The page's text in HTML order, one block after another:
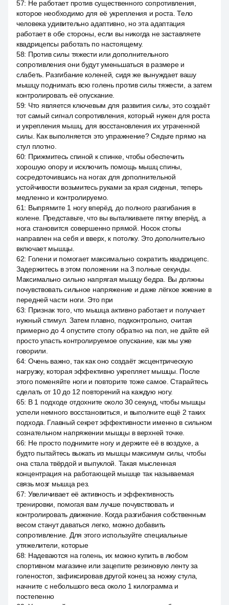
57: Не работает против существенного сопротивления,
которое необходимо для её укрепления и роста. Тело
человека удивительно адаптивно, но эта адаптация
работает в обе стороны, если вы никогда не заставляете
квадрицепсы работать по настоящему.
58: Против силы тяжести или дополнительного
сопротивления они будут уменьшаться в размере и
слабеть. Разгибание коленей, сидя же вынуждает вашу
мышцу поднимать всю голень против силы тяжести, а затем
контролировать её опускание.
59: Что является ключевым для развития силы, это создаёт
тот самый сигнал сопротивления, который нужен для роста
и укрепления мышц, для восстановления их утраченной
силы. Как выполняется это упражнение? Сядьте прямо на
стул плотно.
60: Прижмитесь спиной к спинке, чтобы обеспечить
хорошую опору и исключить помощь мышц спины,
сосредоточившись на ногах для дополнительной
устойчивости возьмитесь руками за края сиденья, теперь
медленно и контролируемо.
61: Выпрямите 1 ногу вперёд, до полного разгибания в
колене. Представьте, что вы выталкиваете пятку вперёд, а
нога становится совершенно прямой. Носок стопы
направлен на себя и вверх, к потолку. Это дополнительно
включает мышцы.
62: Голени и помогает максимально сократить квадрицепс.
Задержитесь в этом положении на 3 полные секунды.
Максимально сильно напрягая мышцу бедра. Вы должны
почувствовать сильное напряжение и даже лёгкое жжение в
передней части ноги. Это при
63: Признак того, что мышца активно работает и получает
нужный стимул. Затем плавно, подконтрольно, считая
примерно до 4 опустите стопу обратно на пол, не дайте ей
просто упасть контролируемое опускание, как мы уже
говорили.
64: Очень важно, так как оно создаёт эксцентрическую
нагрузку, которая эффективно укрепляет мышцы. После
этого поменяйте ноги и повторите тоже самое. Старайтесь
сделать от 10 до 12 повторений на каждую ногу.
65: В 1 подходе отдохните около 30 секунд, чтобы мышцы
успели немного восстановиться, и выполните ещё 2 таких
подхода. Главный секрет эффективности именно в сильном
сознательном напряжении мышцы в верхней точке.
66: Не просто поднимите ногу и держите её в воздухе, а
будто пытайтесь выжать из мышцы максимум силы, чтобы
она стала твёрдой и выпуклой. Такая мысленная
концентрация на работающей мышце так называемая
связь мозг мышца рез.
67: Увеличивает её активность и эффективность
тренировки, помогая вам лучше почувствовать и
контролировать движение. Когда разгибания собственным
весом станут даваться легко, можно добавить
сопротивление. Для этого используйте специальные
утяжелители, которые
68: Надеваются на голень, их можно купить в любом
спортивном магазине или зацепите резиновую ленту за
голеностоп, зафиксировав другой конец за ножку стула,
начните с небольшого веса около 1 килограмма и
постепенно